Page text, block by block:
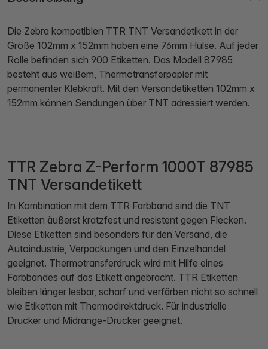
Die Zebra kompatiblen TTR TNT Versandetikett in der
Größe 102mm x 152mm haben eine 76mm Hülse. Auf jeder
Rolle befinden sich 900 Etiketten. Das Modell 87985
besteht aus weißem, Thermotransferpapier mit
permanenter Klebkraft. Mit den Versandetiketten 102mm x
152mm können Sendungen über TNT adressiert werden.
TTR Zebra Z-Perform 1000T 87985
TNT Versandetikett
In Kombination mit dem TTR Farbband sind die TNT
Etiketten äußerst kratzfest und resistent gegen Flecken.
Diese Etiketten sind besonders für den Versand, die
Autoindustrie, Verpackungen und den Einzelhandel
geeignet. Thermotransferdruck wird mit Hilfe eines
Farbbandes auf das Etikett angebracht. TTR Etiketten
bleiben länger lesbar, scharf und verfärben nicht so schnell
wie Etiketten mit Thermodirektdruck. Für industrielle
Drucker und Midrange-Drucker geeignet.